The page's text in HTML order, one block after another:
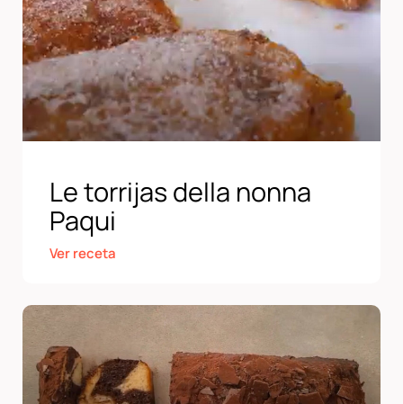
Le torrijas della nonna
Paqui
Ver receta